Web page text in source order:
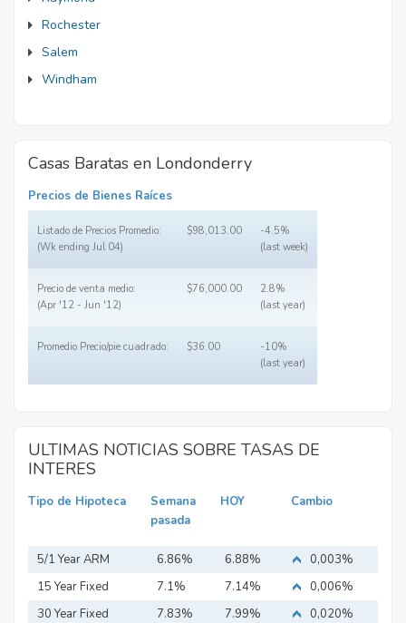
Rochester
Salem
Windham
Casas Baratas en Londonderry
Precios de Bienes Raíces
Listado de Precios Promedio:
(Wk ending Jul 04)
$98,013.00
-4.5%
(last week)
Precio de venta medio:
(Apr '12 - Jun '12)
$76,000.00
2.8%
(last year)
Promedio Precio/pie cuadrado: $36.00
-10%
(last year)
ULTIMAS NOTICIAS SOBRE TASAS DE
INTERES
Tipo de Hipoteca
Semana
pasada
HOY Cambio
5/1 Year ARM 6.86% 6.88%
0,003%
15 Year Fixed
Mortgage
7.1% 7.14%
0,006%
30 Year Fixed
7.83% 7.99%
0,020%